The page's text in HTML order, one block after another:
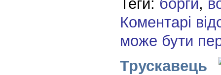
Теги: борги,
Коментарі
може бути
Трускавець